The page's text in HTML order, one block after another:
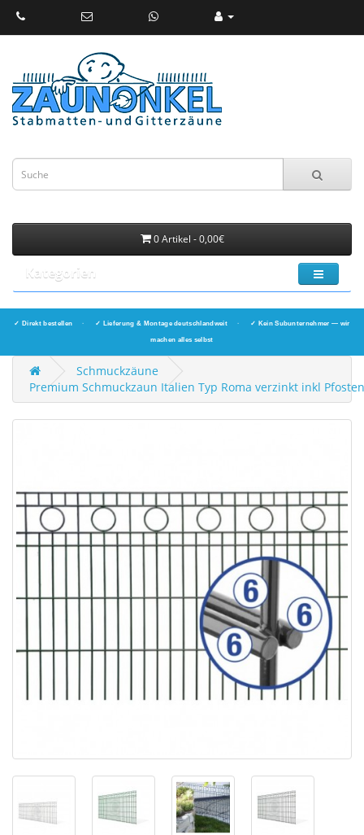
0 Artikel - 0,00€
Kategorien
✓ Direkt bestellen · ✓ Lieferung & Montage deutschlandweit · ✓ Kein Subunternehmer — wir
machen alles selbst
Schmuckzäune
Premium Schmuckzaun Italien Typ Roma verzinkt inkl Pfosten